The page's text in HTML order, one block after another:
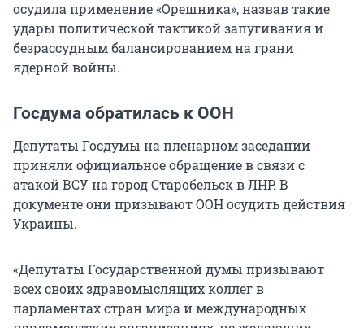
осудила применение «Орешника», назвав такие
удары политической тактикой запугивания и
безрассудным балансированием на грани
ядерной войны.
Госдума обратилась к ООН
Депутаты Госдумы на пленарном заседании
приняли официальное обращение в связи с
атакой ВСУ на город Старобельск в ЛНР. В
документе они призывают ООН осудить действия
Украины.
«Депутаты Государственной думы призывают
всех своих здравомыслящих коллег в
парламентах стран мира и международных